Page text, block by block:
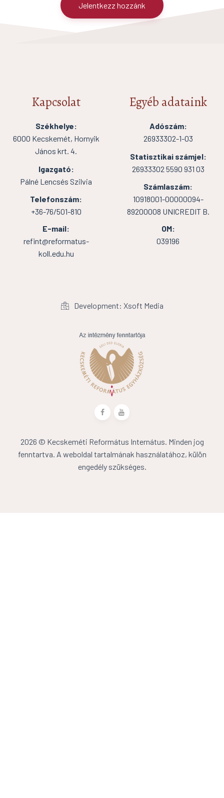
Jelentkezz hozzánk
Kapcsolat
Székhelye:
6000 Kecskemét, Hornyik
János krt. 4.
Igazgató:
Pálné Lencsés Szilvia
Telefonszám:
+36-76/501-810
E-mail:
refint@reformatus-
koll.edu.hu
Egyéb adataink
Adószám:
26933302-1-03
Statisztikai számjel:
26933302 5590 931 03
Számlaszám:
10918001-00000094-
89200008 UNICREDIT B.
OM:
039196
Development: Xsoft Media
2026 © Kecskeméti Református Internátus. Minden jog
fenntartva. A weboldal tartalmának használatához, külön
engedély szükséges.